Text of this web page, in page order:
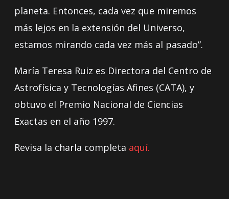
planeta. Entonces, cada vez que miremos
más lejos en la extensión del Universo,
estamos mirando cada vez más al pasado”.
María Teresa Ruiz es Directora del Centro de
Astrofísica y Tecnologías Afines (CATA), y
obtuvo el Premio Nacional de Ciencias
Exactas en el año 1997.
Revisa la charla completa aquí.